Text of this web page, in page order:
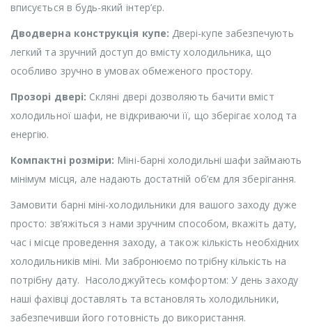
вписується в будь-який інтер’єр.
Дводверна конструкція купе: Двері-купе забезпечують
легкий та зручний доступ до вмісту холодильника, що
особливо зручно в умовах обмеженого простору.
Прозорі двері: Скляні двері дозволяють бачити вміст
холодильної шафи, не відкриваючи її, що зберігає холод та
енергію.
Компактні розміри: Міні-барні холодильні шафи займають
мінімум місця, але надають достатній об’єм для зберігання.
Замовити барні міні-холодильники для вашого заходу дуже
просто: зв’яжіться з нами зручним способом, вкажіть дату,
час і місце проведення заходу, а також кількість необхідних
холодильників міні. Ми забронюємо потрібну кількість на
потрібну дату. Насолоджуйтесь комфортом: У день заходу
наші фахівці доставлять та встановлять холодильники,
забезпечивши його готовність до використання.